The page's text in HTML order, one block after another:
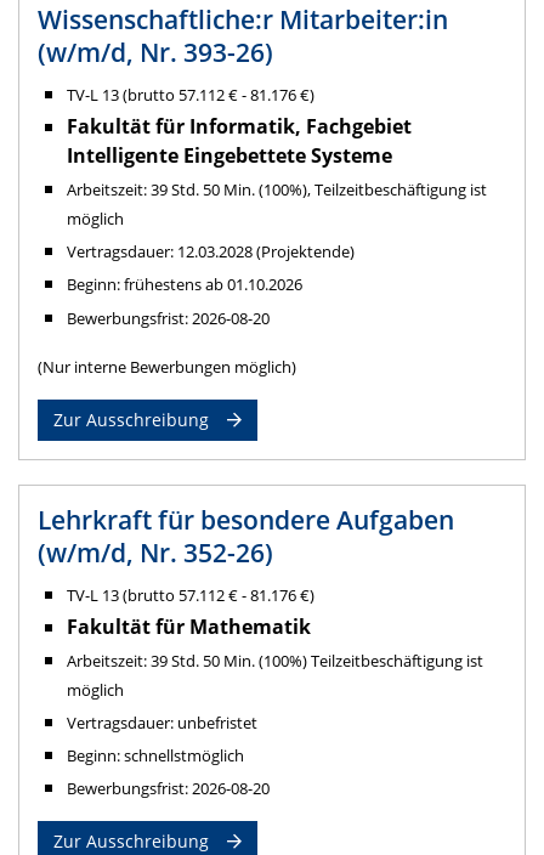
Wissenschaftliche:r Mitarbeiter:in
(w/m/d, Nr. 393-26)
TV-L 13 (brutto 57.112 € - 81.176 €)
Fakultät für Informatik, Fachgebiet
Intelligente Eingebettete Systeme
Arbeitszeit: 39 Std. 50 Min. (100%), Teilzeitbeschäftigung ist
möglich
Vertragsdauer: 12.03.2028 (Projektende)
Beginn: frühestens ab 01.10.2026
Bewerbungsfrist: 2026-08-20
(Nur interne Bewerbungen möglich)
Zur Ausschreibung
Lehrkraft für besondere Aufgaben
(w/m/d, Nr. 352-26)
TV-L 13 (brutto 57.112 € - 81.176 €)
Fakultät für Mathematik
Arbeitszeit: 39 Std. 50 Min. (100%) Teilzeitbeschäftigung ist
möglich
Vertragsdauer: unbefristet
Beginn: schnellstmöglich
Bewerbungsfrist: 2026-08-20
Zur Ausschreibung